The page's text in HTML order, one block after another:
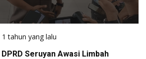
1 tahun yang lalu
Seruyan Awasi Limbah